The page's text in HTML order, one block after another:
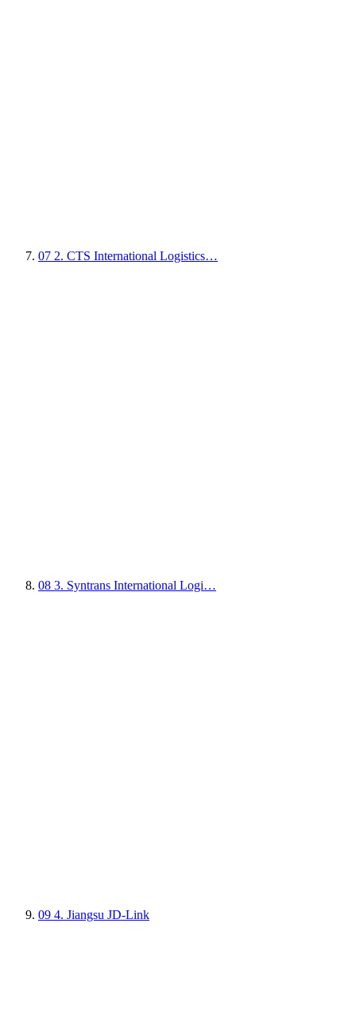
07 2. CTS International Logistics…
08 3. Syntrans International Logi…
09 4. Jiangsu JD-Link